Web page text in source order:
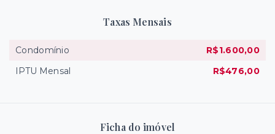
Taxas Mensais
Condomínio
R$1.600,00
IPTU Mensal
R$476,00
Ficha do imóvel